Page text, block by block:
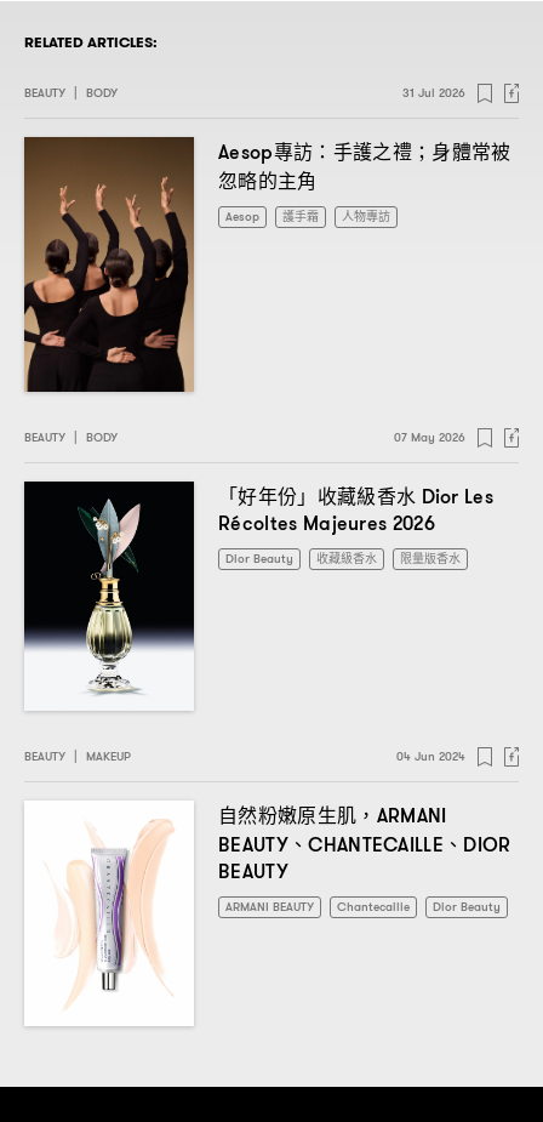
RELATED ARTICLES:
BEAUTY BODY 31 Jul 2026
Aesop專訪 ： 手護之禮； 身體常被
忽略的主角
Aesop 護手霜 人物專訪
BEAUTY BODY 07 May 2026
「好年份」收藏級香水 Dior Les
Récoltes Majeures 2026
Dior Beauty 收藏級香水 限量版香水
BEAUTY MAKEUP 04 Jun 2024
自然粉嫩原生肌 ，ARMANI
BEAUTY、CHANTECAILLE 、 DIOR
BEAUTY
ARMANI BEAUTY Chantecaille Dior Beauty